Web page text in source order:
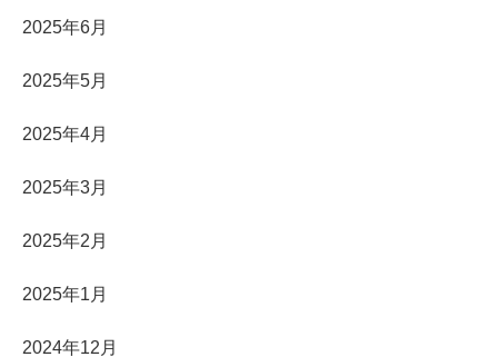
2025年6月
2025年5月
2025年4月
2025年3月
2025年2月
2025年1月
2024年12月